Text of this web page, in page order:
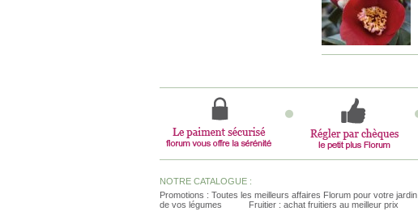
NOTRE CATALOGUE :
Promotions : Toutes les meilleurs affaires Florum pour votre jardin
de vos légumes
Fruitier : achat fruitiers au meilleur prix